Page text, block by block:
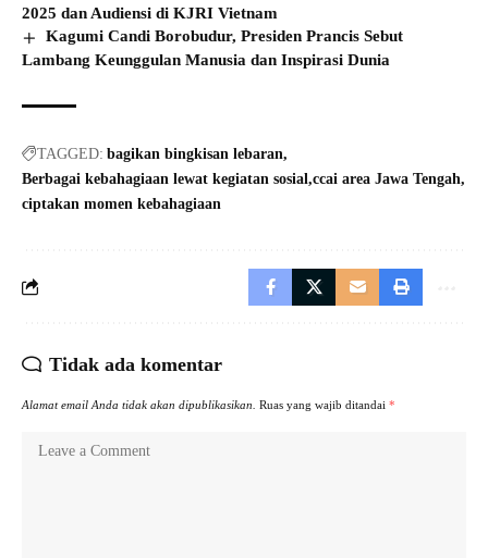
2025 dan Audiensi di KJRI Vietnam
Kagumi Candi Borobudur, Presiden Prancis Sebut
Lambang Keunggulan Manusia dan Inspirasi Dunia
TAGGED: bagikan bingkisan lebaran
Berbagai kebahagiaan lewat kegiatan sosial ccai area Jawa Tengah
ciptakan momen kebahagiaan
Tidak ada komentar
Alamat email Anda tidak akan dipublikasikan. Ruas yang wajib ditandai *